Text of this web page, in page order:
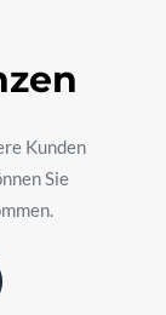
Kunden
Sie